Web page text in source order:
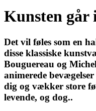
Kunsten går
Det vil føles som en
disse klassiske
Bouguereau og
animerede
dig og vækker store
levende, og dog..